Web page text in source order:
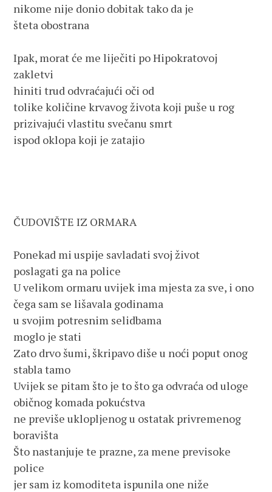
nikome nije donio dobitak tako da je
šteta obostrana
Ipak, morat će me liječiti po Hipokratovoj
zakletvi
hiniti trud odvraćajući oči od
tolike količine krvavog života koji puše u rog
prizivajući vlastitu svečanu smrt
ispod oklopa koji je zatajio
ČUDOVIŠTE IZ ORMARA
Ponekad mi uspije savladati svoj život
poslagati ga na police
U velikom ormaru uvijek ima mjesta za sve, i ono
čega sam se lišavala godinama
u svojim potresnim selidbama
moglo je stati
Zato drvo šumi, škripavo diše u noći poput onog
stabla tamo
Uvijek se pitam što je to što ga odvraća od uloge
običnog komada pokućstva
ne previše uklopljenog u ostatak privremenog
boravišta
Što nastanjuje te prazne, za mene previsoke
police
jer sam iz komoditeta ispunila one niže